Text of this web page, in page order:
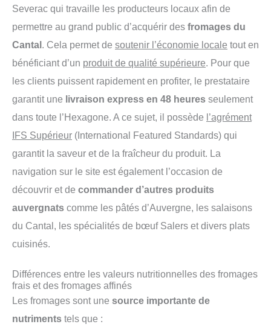
Severac qui travaille les producteurs locaux afin de
permettre au grand public d’acquérir des fromages du
Cantal. Cela permet de soutenir l’économie locale tout en
bénéficiant d’un produit de qualité supérieure. Pour que
les clients puissent rapidement en profiter, le prestataire
garantit une livraison express en 48 heures seulement
dans toute l’Hexagone. A ce sujet, il possède l’agrément
IFS Supérieur (International Featured Standards) qui
garantit la saveur et de la fraîcheur du produit. La
navigation sur le site est également l’occasion de
découvrir et de commander d’autres produits
auvergnats comme les pâtés d’Auvergne, les salaisons
du Cantal, les spécialités de bœuf Salers et divers plats
cuisinés.
Différences entre les valeurs nutritionnelles des fromages
frais et des fromages affinés
Les fromages sont une source importante de
nutriments tels que :